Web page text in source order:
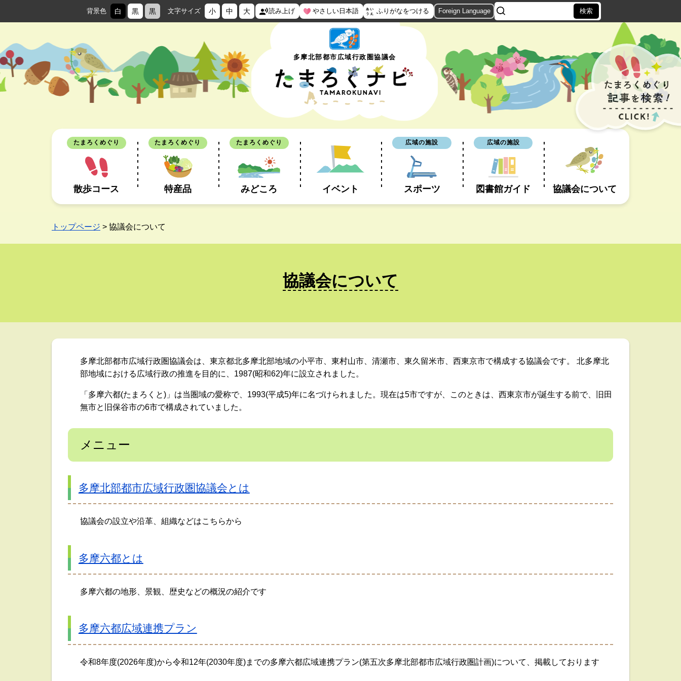
背景色 白 黒 黒 文字サイズ 小 中 大 読み上げ やさしい日本語 ふりがなをつける Foreign Language
多摩北部都市広域行政圏協議会
たまろくめぐり
散歩コース
たまろくめぐり
特産品
たまろくめぐり
みどころ イベント
広域の施設
スポーツ
広域の施設
図書館ガイド 協議会について
トップページ > 協議会について
協議会について
多摩北部都市広域行政圏協議会は、東京都北多摩北部地域の小平市、東村山市、清瀬市、東久留米市、西東京市で構成する協議会です。 北多摩北
部地域における広域行政の推進を目的に、1987(昭和62)年に設立されました。
「多摩六都(たまろくと)」は当圏域の愛称で、1993(平成5)年に名づけられました。現在は5市ですが、このときは、西東京市が誕生する前で、旧田
無市と旧保谷市の6市で構成されていました。
メニュー
多摩北部都市広域行政圏協議会とは
協議会の設立や沿革、組織などはこちらから
多摩六都とは
多摩六都の地形、景観、歴史などの概況の紹介です
多摩六都広域連携プラン
令和8年度(2026年度)から令和12年(2030年度)までの多摩六都広域連携プラン(第五次多摩北部都市広域行政圏計画)について、掲載しております